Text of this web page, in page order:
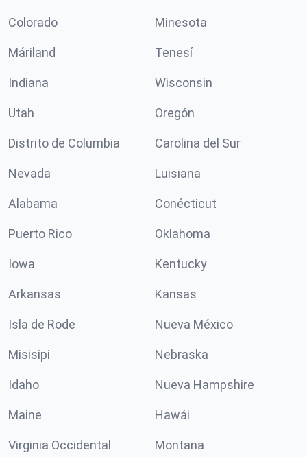
Colorado Minesota
Máriland Tenesí
Indiana Wisconsin
Utah Oregón
Distrito de Columbia Carolina del Sur
Nevada Luisiana
Alabama Conécticut
Puerto Rico Oklahoma
Iowa Kentucky
Arkansas Kansas
Isla de Rode Nueva México
Misisipi Nebraska
Idaho Nueva Hampshire
Maine Hawái
Virginia Occidental Montana